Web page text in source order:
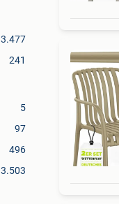
3.477
241
5
97
496
3.503